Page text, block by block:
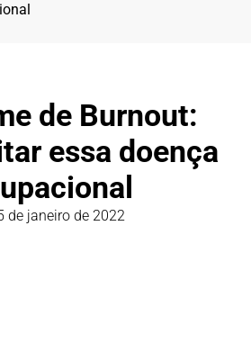
de Burnout:
essa doença
de janeiro de 2022